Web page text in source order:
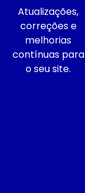
Atualizações,
correções e
melhorias
contínuas para
o seu site.